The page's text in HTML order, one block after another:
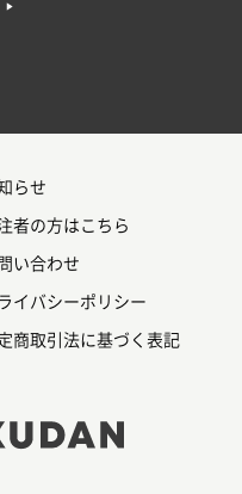
らせ
者の方はこちら
い合わせ
イバシーポリシー
商取引法に基づく表記